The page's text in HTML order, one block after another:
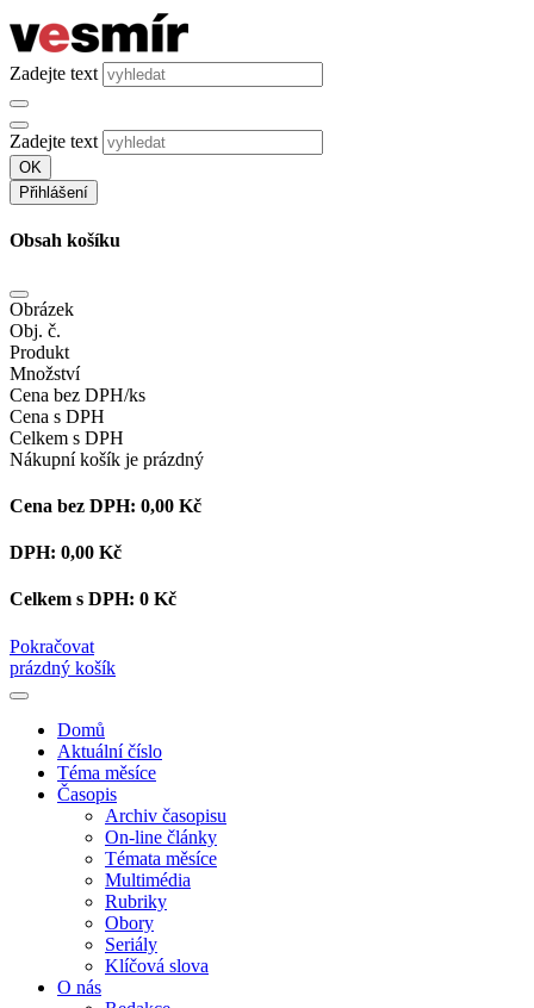
Zadejte text
Zadejte text
OK
Přihlášení
Obsah košíku
Obrázek
Obj. č.
Produkt
Množství
Cena bez DPH/ks
Cena s DPH
Celkem s DPH
Nákupní košík je prázdný
Cena bez DPH: 0,00 Kč
DPH: 0,00 Kč
Celkem s DPH: 0 Kč
Pokračovat
prázdný košík
Domů
Aktuální číslo
Téma měsíce
Časopis
Archiv časopisu
On-line články
Témata měsíce
Multimédia
Rubriky
Obory
Seriály
Klíčová slova
O nás